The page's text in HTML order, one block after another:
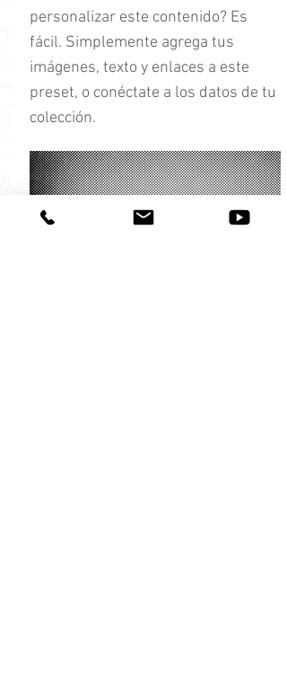
personalizar este contenido? Es
fácil. Simplemente agrega tus
imágenes, texto y enlaces a este
preset, o conéctate a los datos de tu
colección.